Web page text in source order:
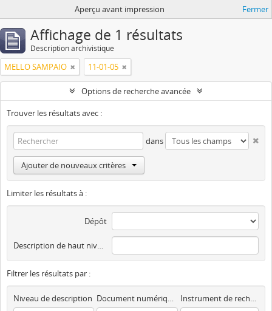
Aperçu avant impression Fermer
Affichage de 1 résultats
Description archivistique
MELLO SAMPAIO 11-01-05
Options de recherche avancée
Trouver les résultats avec :
dans
Ajouter de nouveaux critères
Limiter les résultats à :
Dépôt
Description de haut niveau
Filtrer les résultats par :
Niveau de description Document numérique disponible Instrument de recherche